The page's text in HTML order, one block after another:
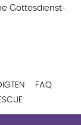
Gottesdienst-
FAQ